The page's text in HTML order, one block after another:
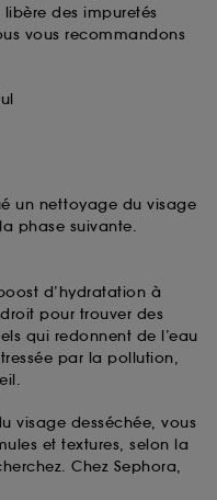
des impuretés
vous recommandons
un nettoyage du visage
phase suivante.
d’hydratation à
pour trouver des
qui redonnent de l’eau
par la pollution,
visage desséchée, vous
et textures, selon la
Chez Sephora,